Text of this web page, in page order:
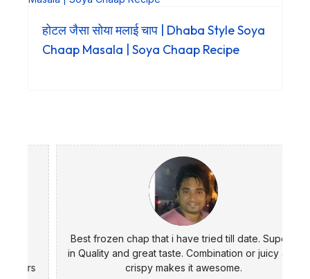
होटल जैसा सोया मलाई चाप | Dhaba Style Soya
Chaap Masala | Soya Chaap Recipe
Best frozen chap that i have tried till date. Superb
in Quality and great taste. Combination or juicy and
crispy makes it awesome.